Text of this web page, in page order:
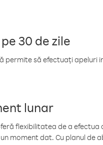
30 de zile
permite să efectuați
lunar
flexibilitatea de a
moment dat. Cu planul